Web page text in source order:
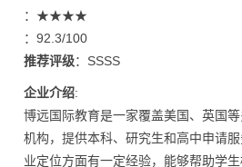
：★★★★
：92.3/100
推荐评级：SSSS
企业介绍:
博远国际教育是一家覆盖美国、英国
机构，提供本科、研究生和高中申请
业定位方面有一定经验，能够帮助学